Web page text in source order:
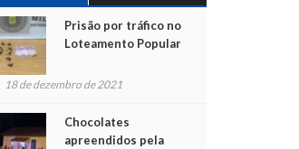
Prisão por tráfico no
Loteamento Popular
18 de dezembro de 2021
Chocolates
apreendidos pela